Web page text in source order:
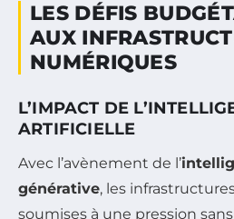
LES DÉFIS
AUX
NUMÉRIQUES
L’IMPACT DE
ARTIFICIELLE
Avec l’avènement de l’
générative, les
soumises à une pression